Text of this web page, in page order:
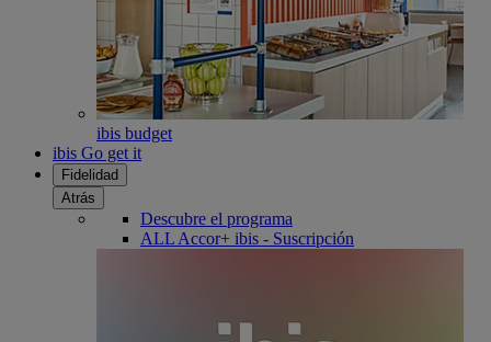
ibis budget
ibis Go get it
Fidelidad
Atrás
Descubre el programa
ALL Accor+ ibis - Suscripción